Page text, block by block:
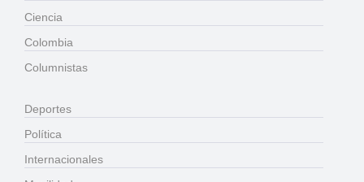
Ciencia
Colombia
Columnistas
Deportes
Política
Internacionales